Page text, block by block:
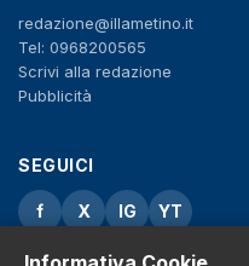
redazione@illametino.it
Tel: 0968200565
Scrivi alla redazione
Pubblicità
SEGUICI
f X IG YT